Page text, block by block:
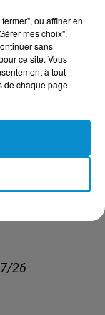
26
26
26
ou affiner en
mes choix".
sans
ce site. Vous
à tout
de chaque page.